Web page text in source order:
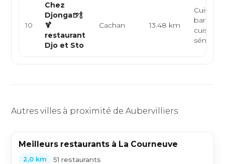
10
Chez
Djonga🍺🍾
🍹
restaurant
Djo et Sto
Cachan 13.48 km
Cuisine
bar à
cuisine
Autres villes à proximité de Aubervilliers
Meilleurs restaurants à La Courneuve
2,0 km •51 restaurants